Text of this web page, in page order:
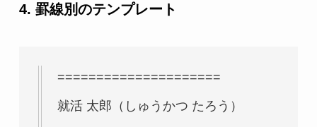
4. 罫線別のテンプレート
=====================
就活 太郎（しゅうかつ たろう）